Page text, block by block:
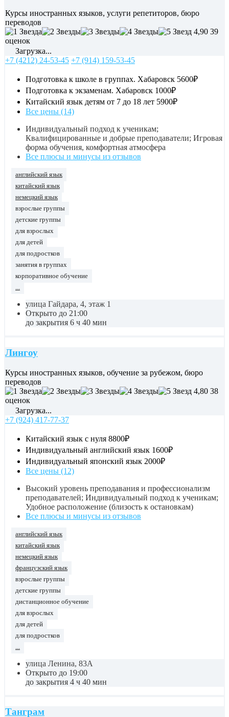
Курсы иностранных языков, услуги репетиторов, бюро
переводов
4,90 39
оценок
Загрузка...
+7 (4212) 24-53-45 +7 (914) 159-53-45
Подготовка к школе в группах. Хабаровск 5600₽
Подготовка к экзаменам. Хабаровск 1000₽
Китайский язык детям от 7 до 18 лет 5900₽
Все цены (14)
Индивидуальный подход к ученикам;
Квалифицированные и добрые преподаватели; Игровая
форма обучения, комфортная атмосфера
Все плюсы и минусы из отзывов
английский язык
китайский язык
немецкий язык
взрослые группы
детские группы
для взрослых
для детей
для подростков
занятия в группах
корпоративное обучение
...
улица Гайдара, 4, этаж 1
Открыто до 21:00
до закрытия 6 ч 40 мин
Лингоу
Курсы иностранных языков, обучение за рубежом, бюро
переводов
4,80 38
оценок
Загрузка...
+7 (924) 417-77-37
Китайский язык с нуля 8800₽
Индивидуальный английский язык 1600₽
Индивидуальный японский язык 2000₽
Все цены (12)
Высокий уровень преподавания и профессионализм
преподавателей; Индивидуальный подход к ученикам;
Удобное расположение (близость к остановкам)
Все плюсы и минусы из отзывов
английский язык
китайский язык
немецкий язык
французский язык
взрослые группы
детские группы
дистанционное обучение
для взрослых
для детей
для подростков
улица Ленина, 83А
Открыто до 19:00
до закрытия 4 ч 40 мин
Танграм